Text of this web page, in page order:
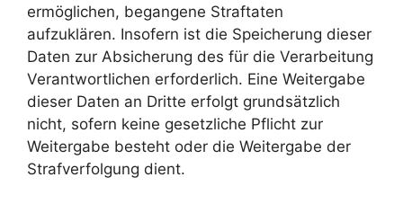
ermöglichen, begangene Straftaten
aufzuklären. Insofern ist die Speicherung dieser
Daten zur Absicherung des für die Verarbeitung
Verantwortlichen erforderlich. Eine Weitergabe
dieser Daten an Dritte erfolgt grundsätzlich
nicht, sofern keine gesetzliche Pflicht zur
Weitergabe besteht oder die Weitergabe der
Strafverfolgung dient.